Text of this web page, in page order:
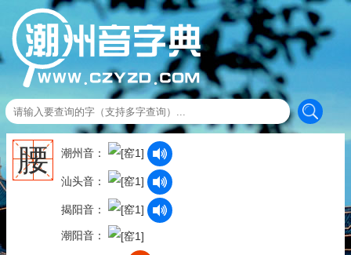
腰 潮州音：
汕头音：
揭阳音：
潮阳音：